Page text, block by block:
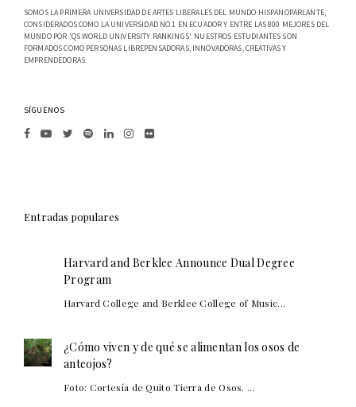
SOMOS LA PRIMERA UNIVERSIDAD DE ARTES LIBERALES DEL MUNDO HISPANOPARLANTE,
CONSIDERADOS COMO LA UNIVERSIDAD NO.1 EN ECUADOR Y ENTRE LAS 800 MEJORES DEL
MUNDO POR 'QS WORLD UNIVERSITY RANKINGS'. NUESTROS ESTUDIANTES SON
FORMADOS COMO PERSONAS LIBREPENSADORAS, INNOVADORAS, CREATIVAS Y
EMPRENDEDORAS.
SÍGUENOS
Entradas populares
Harvard and Berklee Announce Dual Degree
Program
Harvard College and Berklee College of Music...
¿Cómo viven y de qué se alimentan los osos de
anteojos?
Foto: Cortesía de Quito Tierra de Osos. ...